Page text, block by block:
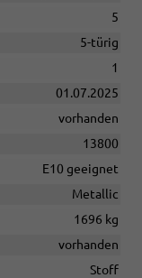
5
5-türig
1
01.07.2025
vorhanden
13800
E10 geeignet
Metallic
1696 kg
vorhanden
Stoff